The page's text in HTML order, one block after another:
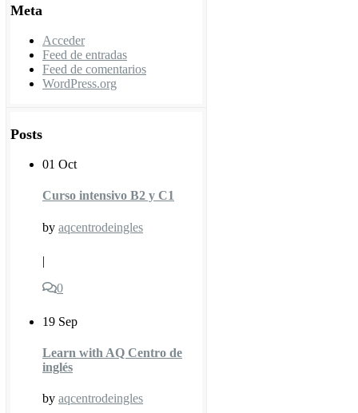
Meta
Acceder
Feed de entradas
Feed de comentarios
WordPress.org
Posts
01 Oct
Curso intensivo B2 y C1
by aqcentrodeingles
|
0
19 Sep
Learn with AQ Centro de
inglés
by aqcentrodeingles